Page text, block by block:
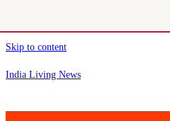
Skip to content
India Living News